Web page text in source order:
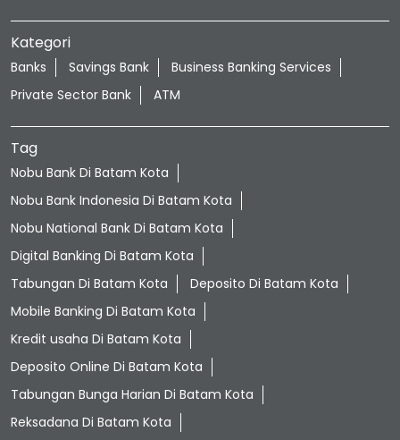
Kategori
Banks Savings Bank
Business Banking Services
Private Sector Bank
ATM
Tag
Nobu Bank Di Batam Kota
Nobu Bank Indonesia Di Batam Kota
Nobu National Bank Di Batam Kota
Digital Banking Di Batam Kota
Tabungan Di Batam Kota
Deposito Di Batam Kota
Mobile Banking Di Batam Kota
Kredit usaha Di Batam Kota
Deposito Online Di Batam Kota
Tabungan Bunga Harian Di Batam Kota
Reksadana Di Batam Kota